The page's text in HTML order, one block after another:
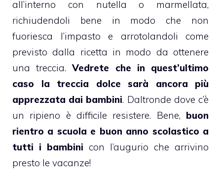
all’interno con nutella o marmellata,
richiudendoli bene in modo che non
fuoriesca l’impasto e arrotolandoli come
previsto dalla ricetta in modo da ottenere
una treccia.Vedrete che in quest’ultimo
caso la treccia dolce sarà ancora più
apprezzata dai bambini. Daltronde dove c’è
un ripieno è difficile resistere. Bene, buon
rientro a scuola e buon anno scolastico a
tutti i bambini con l’augurio che arrivino
presto le vacanze!